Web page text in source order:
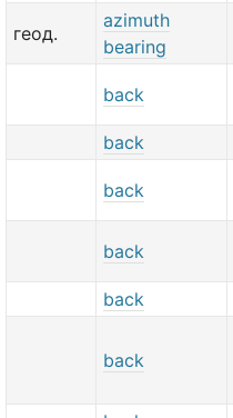
геод.
azimuth
bearing
back
back
back
back
back
back